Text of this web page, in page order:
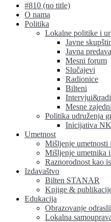
#810 (no title)
O nama
Politika
Lokalne politike i
Javne
Javna
Mesni forum
Slučajevi
Radionice
Bilteni
Mesne
Politika udruženja
Inicijativa
Umetnost
Mišljenje umetnosti
Mišljenje umetnika
Raznorodnost kao
Izdavaštvo
Bilten STANAR
Knjige &
Edukacija
Obrazovanje
Lokalna